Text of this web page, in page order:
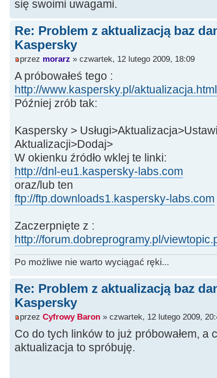
się swoimi uwagami.
Re: Problem z aktualizacją baz
Kaspersky
przez morarz » czwartek, 12 lutego 2009, 18:09
A próbowałeś tego :
http://www.kaspersky.pl/aktualizacja.html
Później zrób tak:
Kaspersky >
Aktualizacji>Dodaj>
W okienku źródło wklej te linki:
http://dnl-eu1.kaspersky-labs.com
oraz/lub ten
ftp://ftp.downloads1.kaspersky-labs.com
Zaczerpnięte z :
http://forum.dobreprogramy.pl/
Po możliwe nie warto wyciągać ręki...
Re: Problem z aktualizacją baz
Kaspersky
przez Cyfrowy Baron » czwartek, 12 lutego 2009,
Co do tych linków to już próbowałem, a
aktualizacja to spróbuję.